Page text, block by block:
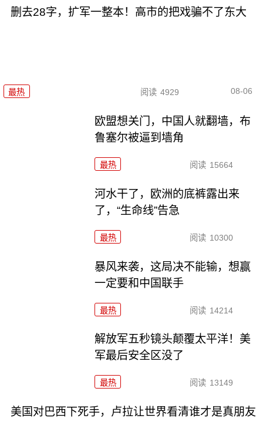
删去28字，扩军一整本！高市的把戏骗不了东大
最热 阅读 4929 08-06
欧盟想关门，中国人就翻墙，布
鲁塞尔被逼到墙角
最热 阅读 15664
河水干了，欧洲的底裤露出来
了，“生命线”告急
最热 阅读 10300
暴风来袭，这局决不能输，想赢
一定要和中国联手
最热 阅读 14214
解放军五秒镜头颠覆太平洋！美
军最后安全区没了
最热 阅读 13149
美国对巴西下死手，卢拉让世界看清谁才是真朋友